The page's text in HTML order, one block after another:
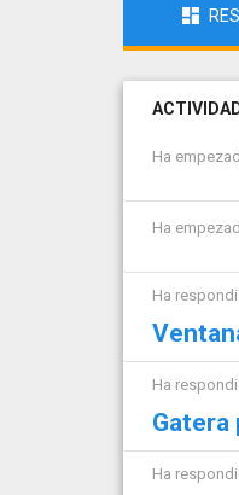
Ha
Ha
Ha
Ha
Gatera
Ha